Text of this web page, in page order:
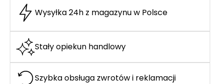
Wysyłka 24h z magazynu w Polsce
Stały opiekun handlowy
Szybka obsługa zwrotów i reklamacji